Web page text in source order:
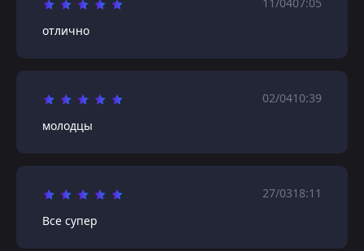
отлично
02/0410:39
молодцы
27/0318:11
Все супер